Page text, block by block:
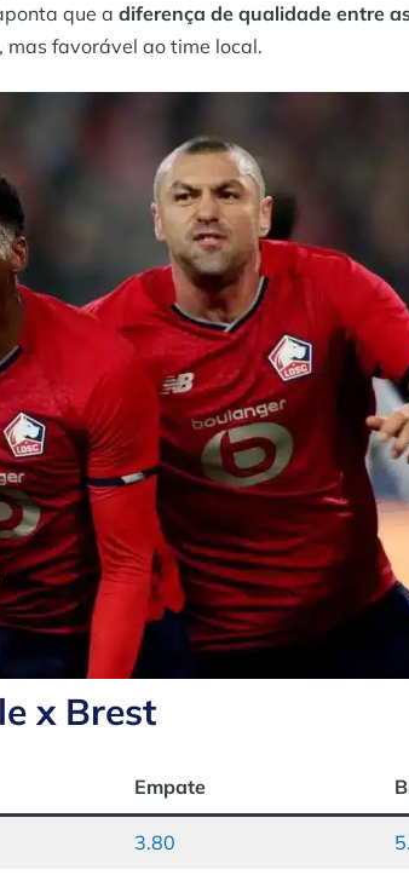
que a diferença de qualidade entre
favorável ao time local.
x Brest
Empate
3.80